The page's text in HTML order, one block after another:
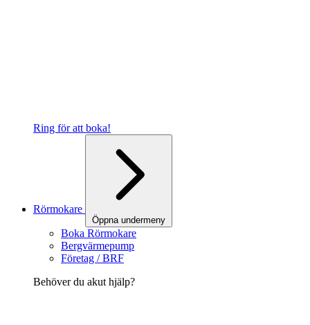
Ring för att boka!
Rörmokare
Öppna undermeny
Boka Rörmokare
Bergvärmepump
Företag / BRF
Behöver du akut hjälp?